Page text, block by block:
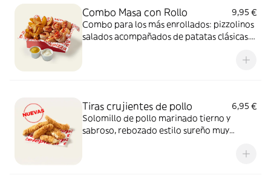
Combo Masa con Rollo
9,95 €
Combo para los más enrollados: pizzolinos
salados acompañados de patatas clásicas.
Tiras crujientes de pollo
6,95 €
Solomillo de pollo marinado tierno y
sabroso, rebozado estilo sureño muy